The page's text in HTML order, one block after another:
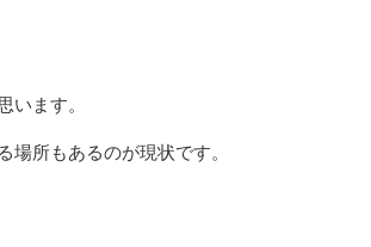
います。
所もあるのが現状です。